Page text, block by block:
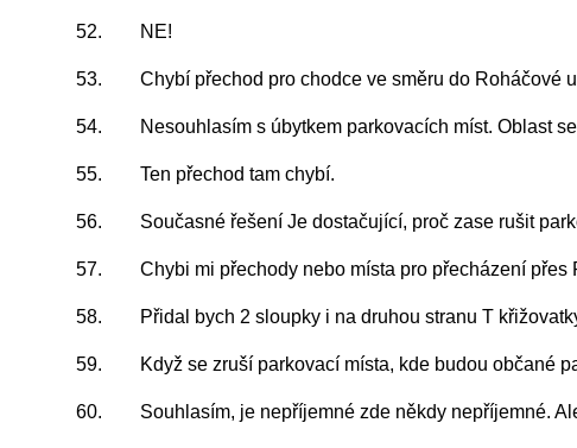
52. NE!
53. Chybí přechod pro chodce ve směru do Roháčové
54. Nesouhlasím s úbytkem parkovacích míst. Oblast se
55. Ten přechod tam chybí.
56. Současné řešení Je dostačující, proč zase rušit
57. Chybi mi přechody nebo místa pro přecházení přes
58. Přidal bych 2 sloupky i na druhou stranu T
59. Když se zruší parkovací místa, kde budou občané
60. Souhlasím, je nepříjemné zde někdy nepříjemné.